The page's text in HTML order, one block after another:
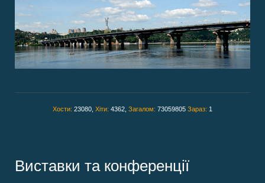
Хости: 23080, Хіти: 4362, Загалом: 73059805 Зараз: 1
Виставки та конференції